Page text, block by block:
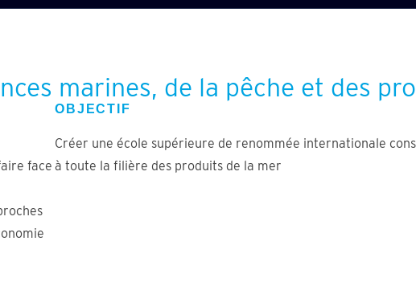
marines, de la pêche et des
face
OBJECTIF
Créer une école supérieure de renommée internationale
à toute la filière des produits de la mer